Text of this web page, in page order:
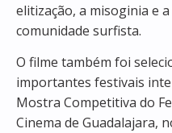
elitização, a misoginia e
comunidade surfista.
O filme também foi
importantes festivais
Mostra Competitiva do
Cinema de Guadalajara,